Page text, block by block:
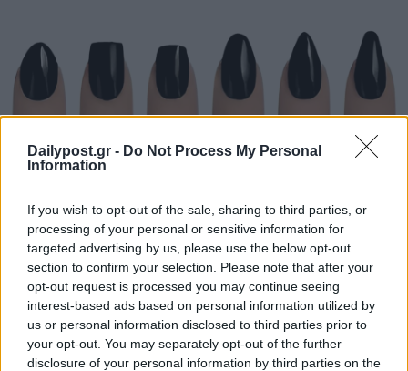
Dailypost.gr - Do Not Process My Personal
Information
If you wish to opt-out of the sale, sharing to third parties, or
processing of your personal or sensitive information for
targeted advertising by us, please use the below opt-out
section to confirm your selection. Please note that after your
opt-out request is processed you may continue seeing
interest-based ads based on personal information utilized by
us or personal information disclosed to third parties prior to
your opt-out. You may separately opt-out of the further
disclosure of your personal information by third parties on the